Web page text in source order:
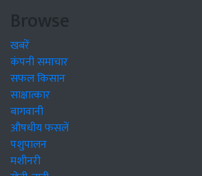
Browse
खबरें
कंपनी समाचार
सफल किसान
साक्षात्कार
बागवानी
औषधीय फसलें
पशुपालन
मशीनरी